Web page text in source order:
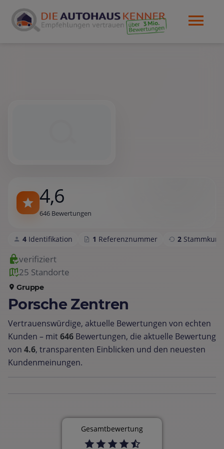
4,6
646 Bewertungen
4 Identifikation 1 Referenznummer 2
verifiziert
25 Standorte
Gruppe
Porsche Zentren
Vertrauenswürdige, aktuelle Bewertungen von echten
Kunden – mit646 Bewertungen, die aktuelle Bewertung
von 4.6, transparenten Einblicken und den neuesten
Kundenmeinungen.
Gesamtbewertung